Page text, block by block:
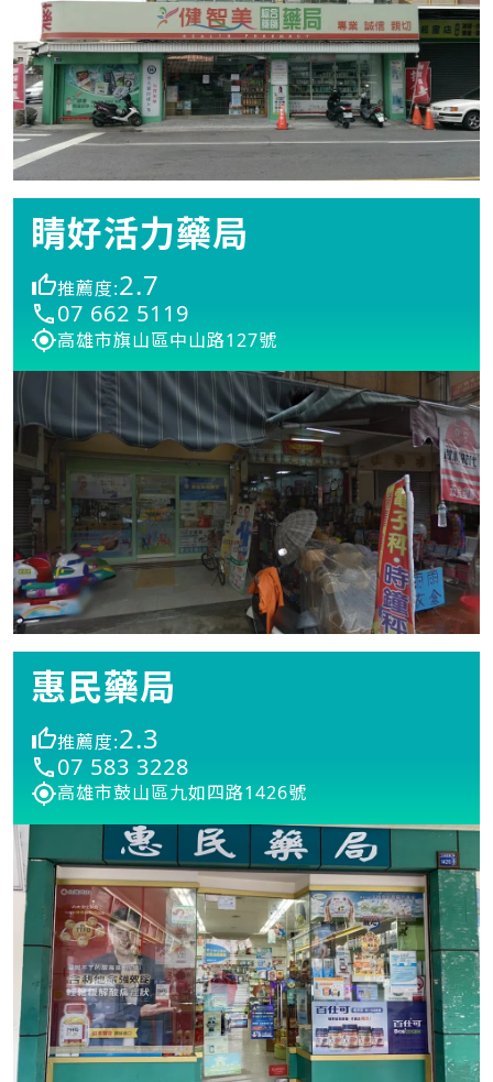
睛好活力藥局
推薦度:2.7
07 662 5119
高雄市旗山區中山路127號
惠民藥局
推薦度:2.3
07 583 3228
高雄市鼓山區九如四路1426號